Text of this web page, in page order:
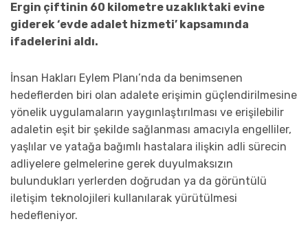
Ergin çiftinin 60 kilometre uzaklıktaki evine
giderek ‘evde adalet hizmeti’ kapsamında
ifadelerini aldı.
İnsan Hakları Eylem Planı’nda da benimsenen
hedeflerden biri olan adalete erişimin güçlendirilmesine
yönelik uygulamaların yaygınlaştırılması ve erişilebilir
adaletin eşit bir şekilde sağlanması amacıyla engelliler,
yaşlılar ve yatağa bağımlı hastalara ilişkin adli sürecin
adliyelere gelmelerine gerek duyulmaksızın
bulundukları yerlerden doğrudan ya da görüntülü
iletişim teknolojileri kullanılarak yürütülmesi
hedefleniyor.